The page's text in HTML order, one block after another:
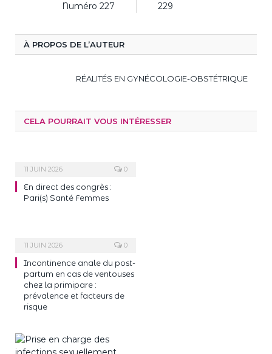
Numéro 227
229
À PROPOS DE L’AUTEUR
RÉALITÉS EN GYNÉCOLOGIE-OBSTÉTRIQUE
CELA POURRAIT VOUS INTÉRESSER
11 JUIN 2026 0
En direct des congrès :
Pari(s) Santé Femmes
11 JUIN 2026 0
Incontinence anale du post-
partum en cas de ventouses
chez la primipare :
prévalence et facteurs de
risque